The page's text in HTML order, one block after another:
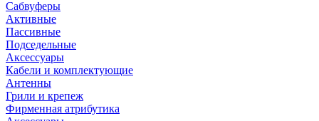
Сабвуферы
Активные
Пассивные
Подседельные
Аксессуары
Кабели и комплектующие
Антенны
Грили и крепеж
Фирменная атрибутика